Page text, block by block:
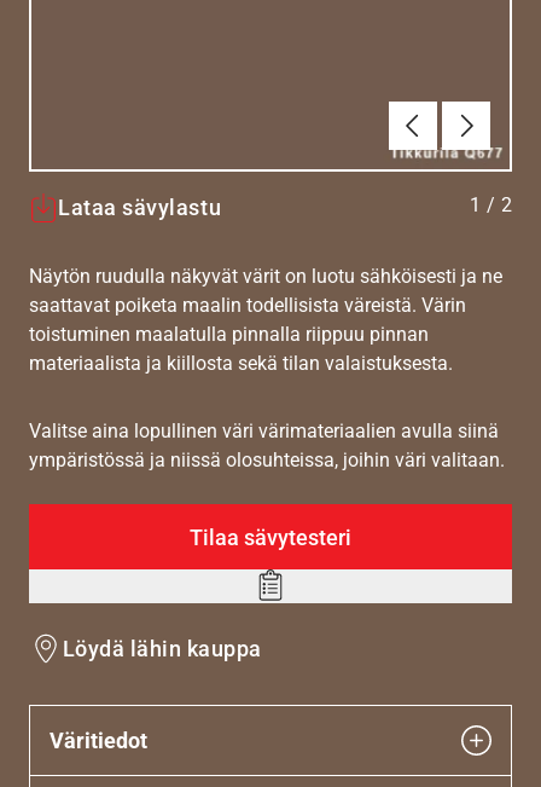
Edellinen
Lataa sävylastu 1 / 2
Näytön ruudulla näkyvät värit on luotu sähköisesti ja ne
saattavat poiketa maalin todellisista väreistä. Värin
toistuminen maalatulla pinnalla riippuu pinnan
materiaalista ja kiillosta sekä tilan valaistuksesta.
Valitse aina lopullinen väri värimateriaalien avulla siinä
ympäristössä ja niissä olosuhteissa, joihin väri valitaan.
Tilaa sävytesteri
Add
Löydä lähin kauppa
Väritiedot